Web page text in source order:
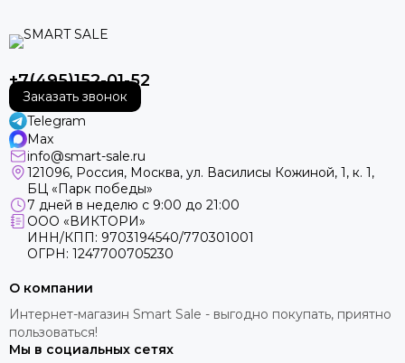
камере Pixel улучшает качество фотографий за счет
помощью Real Tone различные оттенки кожи
воспроизводятся достоверно. С помощью искусственного
интеллекта Google вы можете устранять лишние объекты
из кадра, улучшать освещение и фон, перемещать объект,
добавлять собственные изменения и многое другое всего
несколькими нажатиями. Функция Best Take позволяет
объединяет похожие фотографии в одно идеальное
изображение. Audio Magic Eraser использует
искусственный интеллект Google, чтобы уменьшить
отвлекающие звуки, такие как автомобили и ветер, чтобы
вы могли слышать те, которые хотите.
+7(495)152-01-52
Заказать звонок
Telegram
Max
info@smart-sale.ru
121096, Россия, Москва, ул. Василисы Кожиной, 1, к. 1,
БЦ «Парк победы»
7 дней в неделю с 9:00 до 21:00
ООО «ВИКТОРИ»
ИНН/КПП: 9703194540/770301001
ОГРН: 1247700705230
О компании
Интернет-магазин Smart Sale - выгодно покупать, приятно
пользоваться!
Мы в социальных сетях